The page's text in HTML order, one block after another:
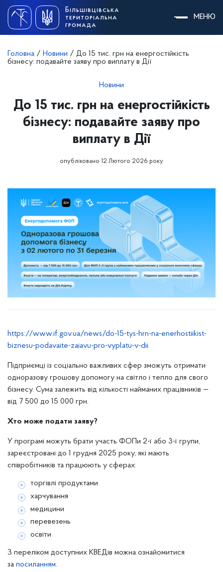
content
Більшівцівська
територіальна
громада
МЕНЮ
Головна / Новини / До 15 тис. грн на енергостійкість
бізнесу: подавайте заяву про виплату в Дії
Новини
До 15 тис. грн на енергостійкість
бізнесу: подавайте заяву про
виплату в Дії
опубліковано 12 Лютого 2026 року
https://www.if.gov.ua/news/do-15-tys-hrn-na-enerhostiikist-
biznesu-podavaite-zaiavu-pro-vyplatu-v-dii
Підприємці із соціально важливих сфер зможуть отримати
одноразову грошову допомогу на світло і тепло для свого
бізнесу. Сума залежить від кількості найманих працівників —
від 7 500 до 15 000 грн.
Хто може подати заяву?
У програмі можуть брати участь ФОПи 2-ї або 3-ї групи,
зареєстровані до 1 грудня 2025 року, які мають
співробітників та працюють у сферах:
торгівлі продуктами
харчування
медицини
перевезень
освіти
З переліком доступних КВЕДів можна ознайомитися
за посиланням.